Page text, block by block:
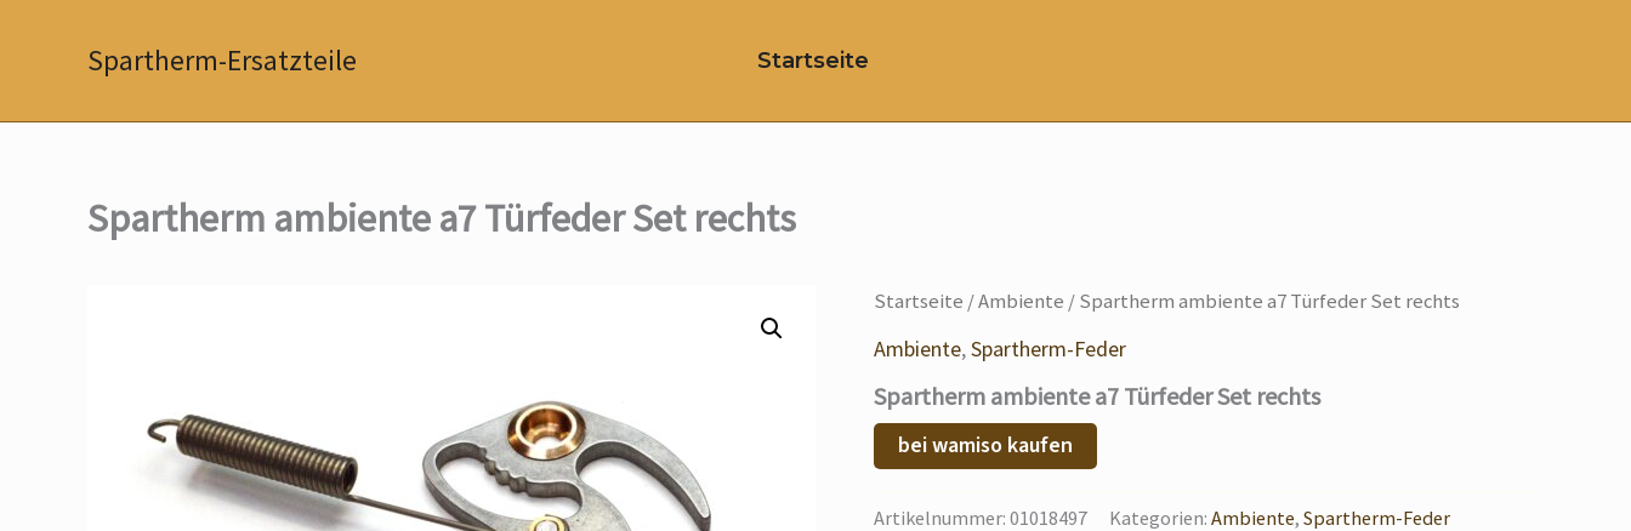
Spartherm-Ersatzteile Startseite
Spartherm ambiente a7 Türfeder Set rechts
Startseite /Ambiente / Spartherm ambiente a7 Türfeder Set rechts
Ambiente,Spartherm-Feder
Spartherm ambiente a7 Türfeder Set rechts
bei wamiso kaufen
Artikelnummer: 01018497 Kategorien: Ambiente, Spartherm-Feder